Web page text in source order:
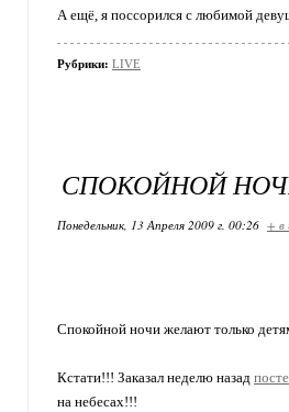
А ещё, я поссорился с любимой
Рубрики: LIVE
СПОКОЙНОЙ
Понедельник, 13 Апреля 2009 г. 00:26 + в
Спокойной ночи желают только
Кстати!!! Заказал неделю назад
на небесах!!!